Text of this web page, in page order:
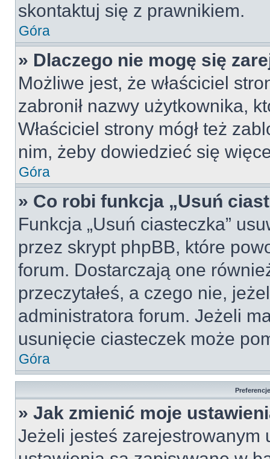
skontaktuj się z prawnikiem.
Góra
» Dlaczego nie mogę się
Możliwe jest, że właściciel
zabronił nazwy użytkownika,
Właściciel strony mógł też
nim, żeby dowiedzieć się
Góra
» Co robi funkcja „Usuń
Funkcja „Usuń ciasteczka”
przez skrypt phpBB, które
forum. Dostarczają one
przeczytałeś, a czego nie,
administratora forum. Jeżeli
usunięcie ciasteczek może
Góra
» Jak zmienić moje
Jeżeli jesteś zarejestrowanym